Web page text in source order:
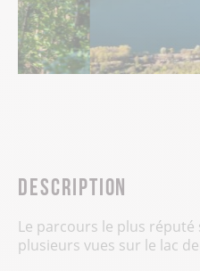
Description
Le parcours le plus
plusieurs vues sur le lac